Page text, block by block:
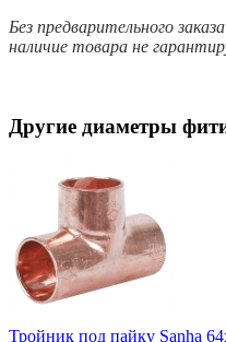
Без предварительного
наличие товара не
Другие диаметры
Тройник под пайку Sanha